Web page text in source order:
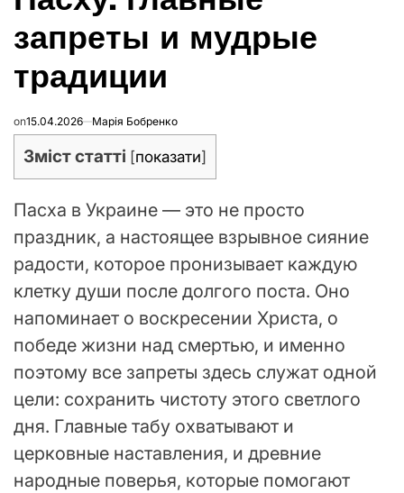
запреты и мудрые
традиции
on15.04.2026 Марія Бобренко
Зміст статті [показати]
Пасха в Украине — это не просто
праздник, а настоящее взрывное сияние
радости, которое пронизывает каждую
клетку души после долгого поста. Оно
напоминает о воскресении Христа, о
победе жизни над смертью, и именно
поэтому все запреты здесь служат одной
цели: сохранить чистоту этого светлого
дня. Главные табу охватывают и
церковные наставления, и древние
народные поверья, которые помогают